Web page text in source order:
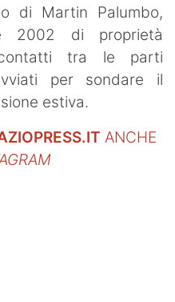
di Martin Palumbo,
2002 di proprietà
tra le parti
per sondare il
estiva.
ANCHE